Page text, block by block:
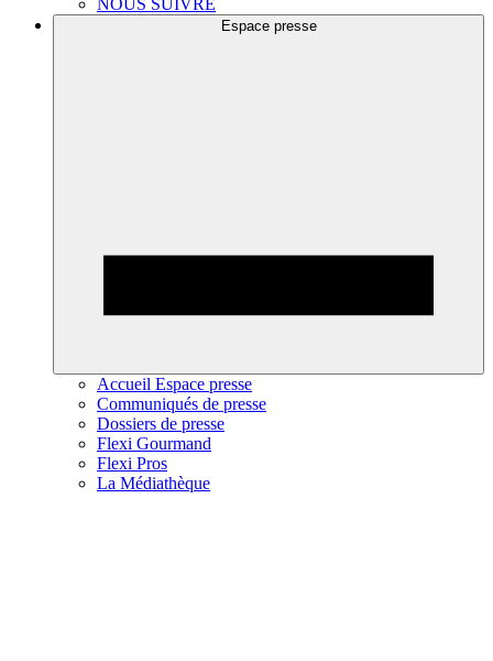
NOUS SUIVRE
Espace presse
Accueil Espace presse
Communiqués de presse
Dossiers de presse
Flexi Gourmand
Flexi Pros
La Médiathèque